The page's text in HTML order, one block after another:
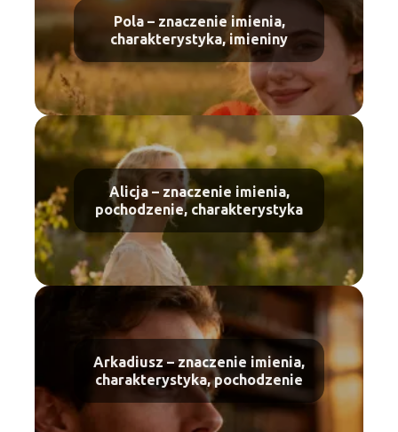
Pola – znaczenie imienia,
charakterystyka, imieniny
Alicja – znaczenie imienia,
pochodzenie, charakterystyka
Arkadiusz – znaczenie imienia,
charakterystyka, pochodzenie